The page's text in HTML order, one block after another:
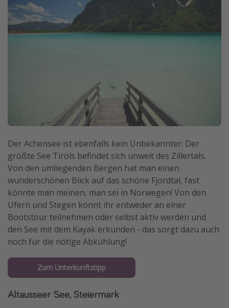
Der Achensee ist ebenfalls kein Unbekannter: Der
größte See Tirols befindet sich unweit des Zillertals.
Von den umliegenden Bergen hat man einen
wunderschönen Blick auf das schöne Fjordtal, fast
könnte man meinen, man sei in Norwegen! Von den
Ufern und Stegen könnt ihr entweder an einer
Bootstour teilnehmen oder selbst aktiv werden und
den See mit dem Kayak erkunden - das sorgt dazu auch
noch für die nötige Abkühlung!
Zum Unterkunftstipp
Altausseer See, Steiermark